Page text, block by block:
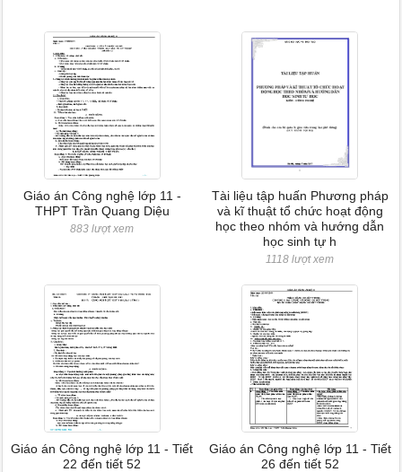
Giáo án Công nghệ lớp 11 -
THPT Trần Quang Diệu
883 lượt xem
Tài liệu tập huấn Phương pháp
và kĩ thuật tổ chức hoạt động
học theo nhóm và hướng dẫn
học sinh tự h
1118 lượt xem
Giáo án Công nghệ lớp 11 - Tiết
22 đến tiết 52
Giáo án Công nghệ lớp 11 - Tiết
26 đến tiết 52